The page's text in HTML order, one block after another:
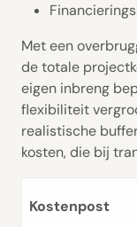
Met een
de totale
eigen inbreng
flexibiliteit
realistische
kosten, die bij
Kostenpost